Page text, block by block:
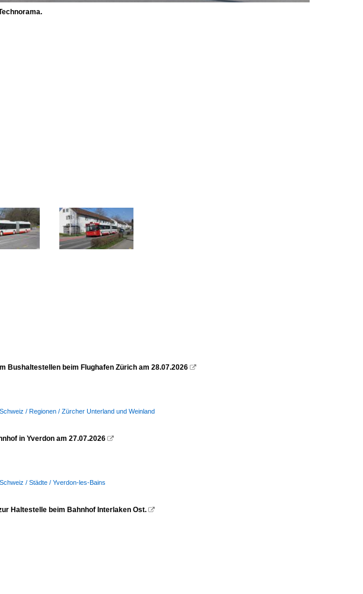
Bushaltestellen beim Flughafen Zürich am 28.07.2026 
Schweiz / Regionen / Zürcher Unterland und Weinland
in Yverdon am 27.07.2026 
Schweiz / Städte / Yverdon-les-Bains
Haltestelle beim Bahnhof Interlaken Ost. 